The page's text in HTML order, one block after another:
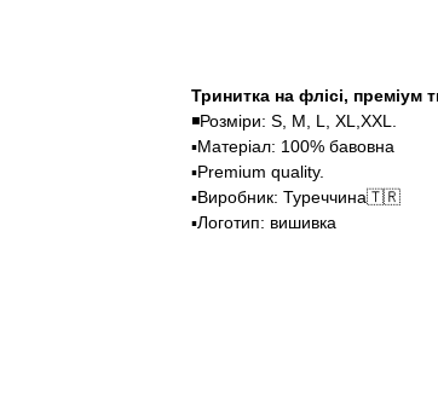
Тринитка на флісі, преміум
◾️Розміри: S, M, L, XL,XXL.
▪️Матеріал: 100% бавовна
▪️Premium quality.
▪️Виробник: Туреччина🇹🇷
▪️Логотип: вишивка